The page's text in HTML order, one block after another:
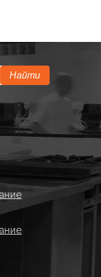
Найти